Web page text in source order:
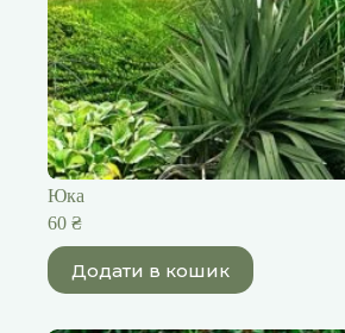
Юка
60 ₴
Додати в кошик